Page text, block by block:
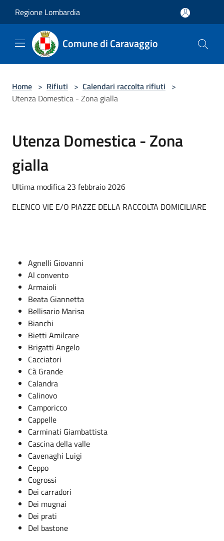
Regione Lombardia
Comune di Caravaggio
Home > Rifiuti > Calendari raccolta rifiuti >
Utenza Domestica - Zona gialla
Utenza Domestica - Zona
gialla
Ultima modifica 23 febbraio 2026
ELENCO VIE E/O PIAZZE DELLA RACCOLTA DOMICILIARE
Agnelli Giovanni
Al convento
Armaioli
Beata Giannetta
Bellisario Marisa
Bianchi
Bietti Amilcare
Brigatti Angelo
Cacciatori
Cà Grande
Calandra
Calinovo
Camporicco
Cappelle
Carminati Giambattista
Cascina della valle
Cavenaghi Luigi
Ceppo
Cogrossi
Dei carradori
Dei mugnai
Dei prati
Del bastone